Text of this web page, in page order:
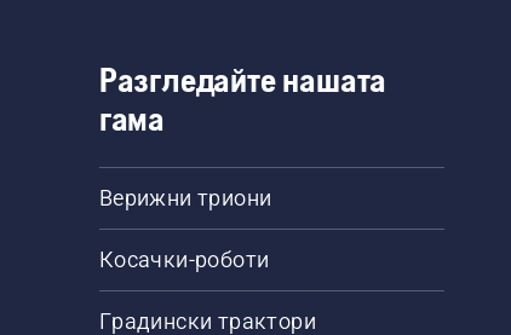
Разгледайте нашата
гама
Верижни триони
Косачки-роботи
Градински трактори